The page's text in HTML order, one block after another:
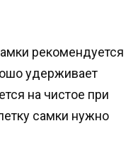
рекомендуется
удерживает
на чистое при
самки нужно